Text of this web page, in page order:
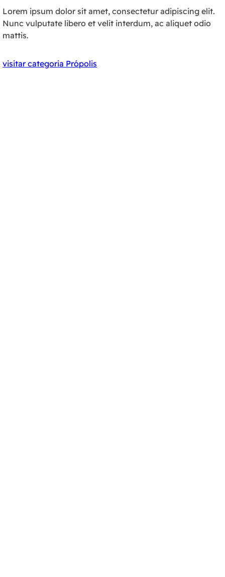
Lorem ipsum dolor sit amet, consectetur adipiscing elit.
Nunc vulputate libero et velit interdum, ac aliquet odio
mattis.
visitar categoria Própolis